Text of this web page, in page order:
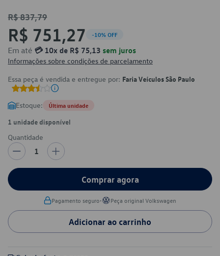
R$ 837,79
R$ 751,27 -10% OFF
Em até 💳 10x de R$ 75,13 sem juros
Informações sobre condições de parcelamento
Essa peça é vendida e entregue por: Faria Veículos São Paulo
Estoque: Última unidade
1 unidade disponível
Quantidade
1
Comprar agora
Pagamento seguro• Peça original Volkswagen
Adicionar ao carrinho